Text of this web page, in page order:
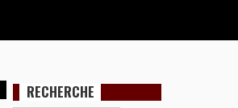
RECHERCHE